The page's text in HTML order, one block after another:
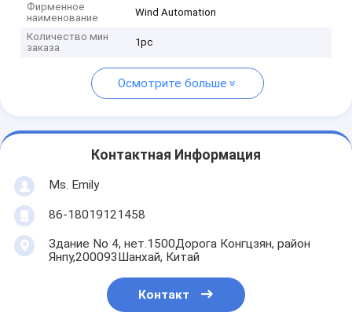
Фирменное
наименование
Wind Automation
Количество мин
заказа
1pc
Осмотрите больше
Контактная Информация
Ms. Emily
86-18019121458
Здание No 4, нет.1500Дорога Конгцзян, район
Янпу,200093Шанхай, Китай
Контакт